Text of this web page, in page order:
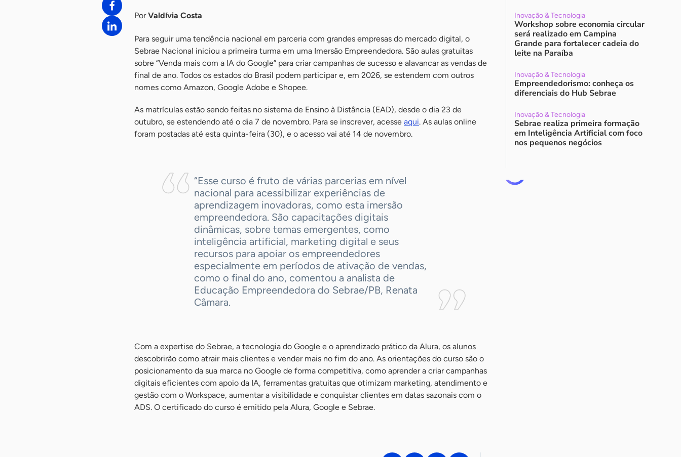
PorValdívia Costa
Para seguir uma tendência nacional em parceria com grandes empresas do mercado digital, o
Sebrae Nacional iniciou a primeira turma em uma Imersão Empreendedora. São aulas gratuitas
sobre “Venda mais com a IA do Google” para criar campanhas de sucesso e alavancar as vendas de
final de ano. Todos os estados do Brasil podem participar e, em 2026, se estendem com outros
nomes como Amazon, Google Adobe e Shopee.
As matrículas estão sendo feitas no sistema de Ensino à Distância (EAD), desde o dia 23 de
outubro, se estendendo até o dia 7 de novembro. Para se inscrever, acesse aqui. As aulas online
foram postadas até esta quinta-feira (30), e o acesso vai até 14 de novembro.
“Esse curso é fruto de várias parcerias em nível
nacional para acessibilizar experiências de
aprendizagem inovadoras, como esta imersão
empreendedora. São capacitações digitais
dinâmicas, sobre temas emergentes, como
inteligência artificial, marketing digital e seus
recursos para apoiar os empreendedores
especialmente em períodos de ativação de vendas,
como o final do ano, comentou a analista de
Educação Empreendedora do Sebrae/PB, Renata
Câmara.
Com a expertise do Sebrae, a tecnologia do Google e o aprendizado prático da Alura, os alunos
descobrirão como atrair mais clientes e vender mais no fim do ano. As orientações do curso são o
posicionamento da sua marca no Google de forma competitiva, como aprender a criar campanhas
digitais eficientes com apoio da IA, ferramentas gratuitas que otimizam marketing, atendimento e
gestão com o Workspace, aumentar a visibilidade e conquistar clientes em datas sazonais com o
ADS. O certificado do curso é emitido pela Alura, Google e Sebrae.
Inovação & Tecnologia
Workshop sobre economia circular
será realizado em Campina
Grande para fortalecer cadeia do
leite na Paraíba
Inovação & Tecnologia
Empreendedorismo: conheça os
diferenciais do Hub Sebrae
Inovação & Tecnologia
Sebrae realiza primeira formação
em Inteligência Artificial com foco
nos pequenos negócios